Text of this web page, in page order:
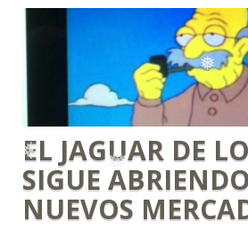
❅
❅
❅
EL JAGUAR DE
SIGUE
NUEVOS